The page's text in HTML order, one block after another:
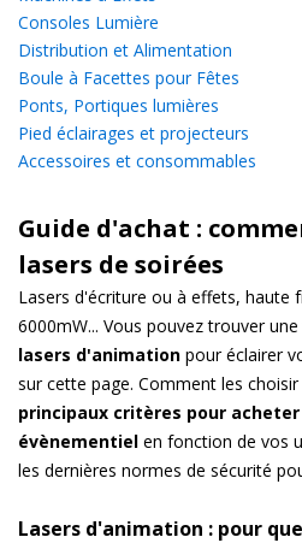
Consoles Lumière
Distribution et Alimentation
Boule à Facettes pour Fêtes
Ponts, Portiques lumières
Pied éclairages et projecteurs
Accessoires et consommables
Guide d'achat :
lasers de soirées
Lasers d'écriture ou à effets, haute
6000mW... Vous pouvez trouver
lasers d'animation pour éclairer
sur cette page. Comment les
principaux critères pour
évènementiel en fonction de vos
les dernières normes de sécurité
Lasers d'animation : pour